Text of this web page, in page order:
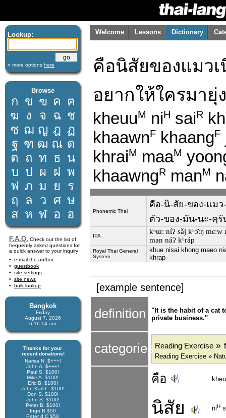
Lookup:
» more options here
Browse
ก ข ฃ ค ฅ
ฆ ง จ ฉ ช
ซ ฌ ญ ฎ ฏ
ฐ ฑ ฒ ณ ด
ต ถ ท ธ น
บ ป ผ ฝ พ
ฟ ภ ม ย
ร
ฤ
ล ว ศ ษ
ส ห ฬ อ ฮ
F.A.Q. Check out the list of
frequently asked questions for
a quick answer to your inquiry
e-mail the author
guestbook
site settings
site news
bulk lookup
Bangkok
Friday
August 7, 2026
6:16:15 am
Thanks for your
recent donations!
Narisa N. $+++!
John A. $+++!
Paul S. $100!
Mike A. $100!
Eric B. $100!
John Karl L. $100!
Don S. $100!
John S. $100!
Peter B. $100!
Ingo B $50
Peter d C $50
Welcome Lessons Dictionary
คือนิสัยของแมว
อยากให้ใครมายุ่
kheuuM niH saiR
khaawnF khaangF
khraiM maaM
khaawngR manM
Phonemic Thai
คือ-นิ-สัย-ของ-แมว
ตัว-ของ-มัน-นะ-คฺรั
IPA
kʰɯː níʔ sǎj kʰɔ̌ːŋ mɛːw
man náʔ kʰráp
Royal Thai General
System
khue nisai khong maeo
khrap
[example sentence]
definition
"It is the habit of a cat
private business."
categories Reading Exercise »
Reading Exercise »
คือ
นิสัย niH